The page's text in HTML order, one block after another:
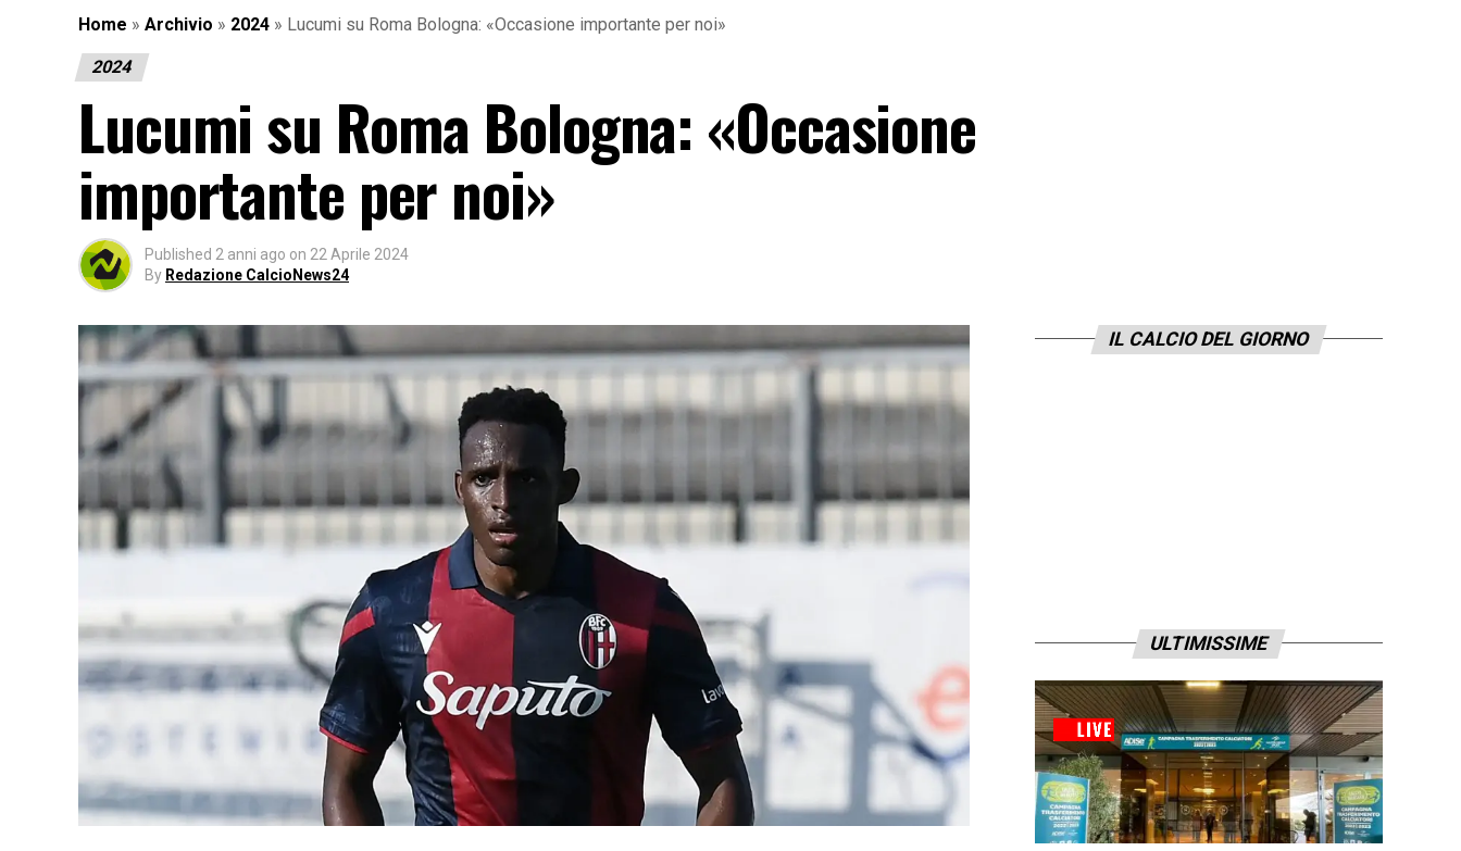
Home » Archivio » 2024 » Lucumi su Roma Bologna: «Occasione importante per noi»
2024
Lucumi su Roma Bologna: «Occasione
importante per noi»
Published 2 anni ago on 22 Aprile 2024
By Redazione CalcioNews24
IL CALCIO DEL GIORNO
ULTIMISSIME